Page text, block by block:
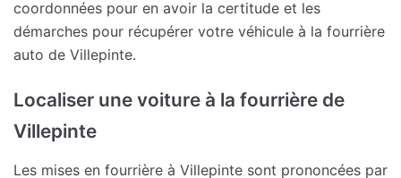
coordonnées pour en avoir la certitude et les
démarches pour récupérer votre véhicule à la fourrière
auto de Villepinte.
Localiser une voiture à la fourrière de
Villepinte
Les mises en fourrière à Villepinte sont prononcées par